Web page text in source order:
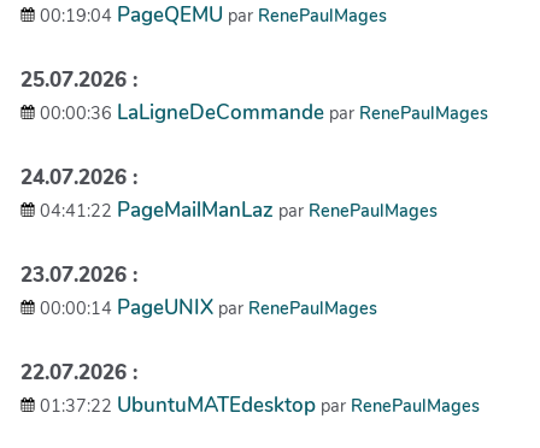
00:19:04 PageQEMU par RenePaulMages
25.07.2026 :
00:00:36 LaLigneDeCommande par RenePaulMages
24.07.2026 :
04:41:22 PageMailManLaz par RenePaulMages
23.07.2026 :
00:00:14 PageUNIX par RenePaulMages
22.07.2026 :
01:37:22 UbuntuMATEdesktop par RenePaulMages